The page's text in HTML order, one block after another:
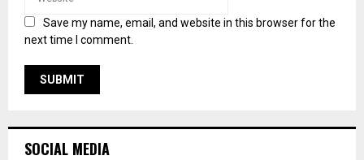
Save my name, email, and website in this browser for the
next time I comment.
SOCIAL MEDIA